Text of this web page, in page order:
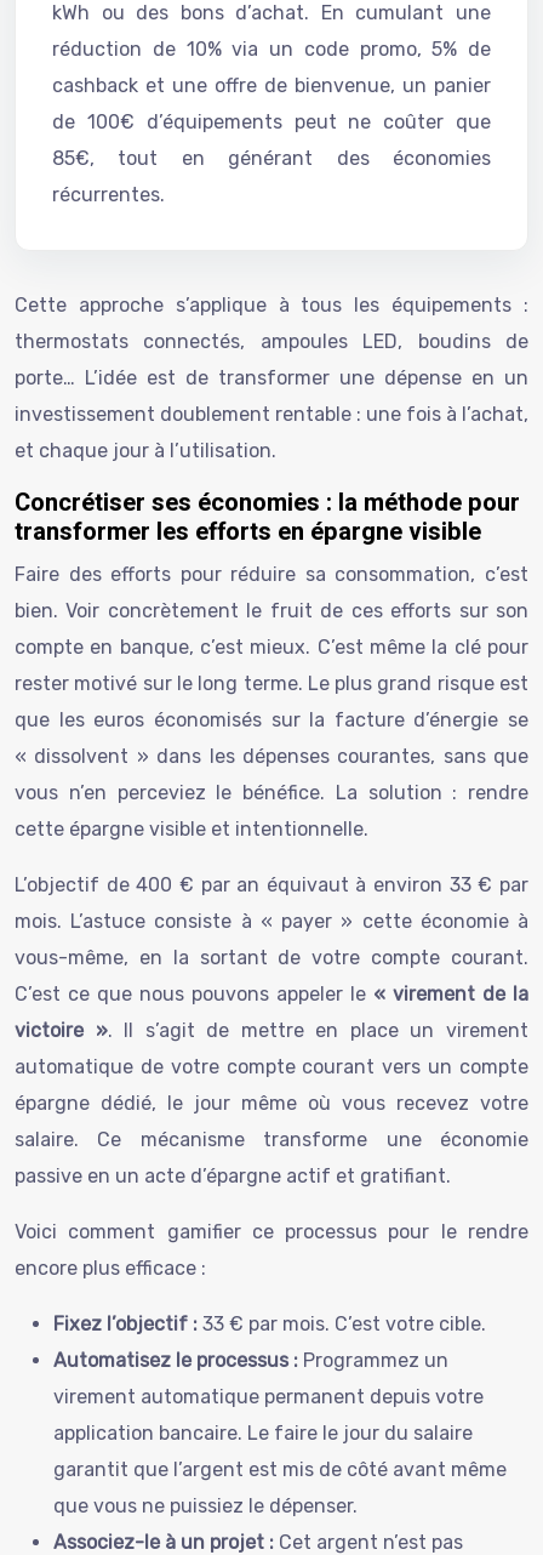
kWh ou des bons d’achat. En cumulant une
réduction de 10% via un code promo, 5% de
cashback et une offre de bienvenue, un panier
de 100€ d’équipements peut ne coûter que
85€, tout en générant des économies
récurrentes.
Cette approche s’applique à tous les équipements :
thermostats connectés, ampoules LED, boudins de
porte… L’idée est de transformer une dépense en un
investissement doublement rentable : une fois à l’achat,
et chaque jour à l’utilisation.
Concrétiser ses économies : la méthode pour
transformer les efforts en épargne visible
Faire des efforts pour réduire sa consommation, c’est
bien. Voir concrètement le fruit de ces efforts sur son
compte en banque, c’est mieux. C’est même la clé pour
rester motivé sur le long terme. Le plus grand risque est
que les euros économisés sur la facture d’énergie se
« dissolvent » dans les dépenses courantes, sans que
vous n’en perceviez le bénéfice. La solution : rendre
cette épargne visible et intentionnelle.
L’objectif de 400 € par an équivaut à environ 33 € par
mois. L’astuce consiste à « payer » cette économie à
vous-même, en la sortant de votre compte courant.
C’est ce que nous pouvons appeler le « virement de la
victoire ». Il s’agit de mettre en place un virement
automatique de votre compte courant vers un compte
épargne dédié, le jour même où vous recevez votre
salaire. Ce mécanisme transforme une économie
passive en un acte d’épargne actif et gratifiant.
Voici comment gamifier ce processus pour le rendre
encore plus efficace :
Fixez l’objectif : 33 € par mois. C’est votre cible.
Automatisez le processus : Programmez un
virement automatique permanent depuis votre
application bancaire. Le faire le jour du salaire
garantit que l’argent est mis de côté avant même
que vous ne puissiez le dépenser.
Associez-le à un projet : Cet argent n’est pas